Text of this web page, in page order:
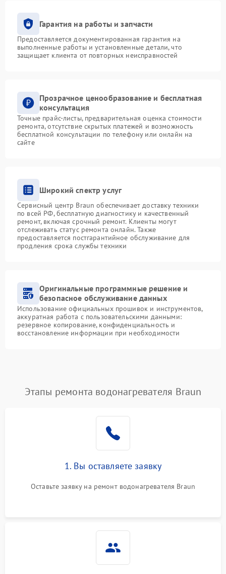
Гарантия на работы и запчасти
Предоставляется документированная гарантия на
выполненные работы и установленные детали, что
защищает клиента от повторных неисправностей
Прозрачное ценообразование и бесплатная
консультация
Точные прайс-листы, предварительная оценка стоимости
ремонта, отсутствие скрытых платежей и возможность
бесплатной консультации по телефону или онлайн на
сайте
Широкий спектр услуг
Сервисный центр Braun обеспечивает доставку техники
по всей РФ, бесплатную диагностику и качественный
ремонт, включая срочный ремонт. Клиенты могут
отслеживать статус ремонта онлайн. Также
предоставляется постгарантийное обслуживание для
продления срока службы техники
Оригинальные программные решение и
безопасное обслуживание данных
Использование официальных прошивок и инструментов,
аккуратная работа с пользовательскими данными:
резервное копирование, конфиденциальность и
восстановление информации при необходимости
Этапы ремонта водонагревателя Braun
1. Вы оставляете заявку
Оставьте заявку на ремонт водонагревателя Braun